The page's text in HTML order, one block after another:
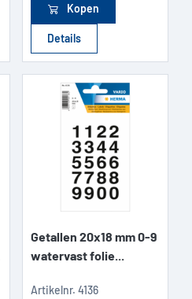
Kopen
Details
Getallen 20x18 mm 0-9
watervast folie...
Artikelnr. 4136